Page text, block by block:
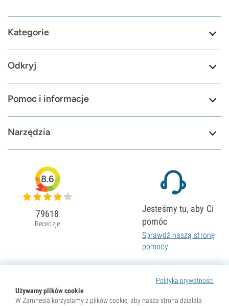
Kategorie
Odkryj
Pomoc i informacje
Narzędzia
Polityka prywatności
Używamy plików cookie
W Zamnesia korzystamy z plików cookie, aby nasza strona działała
8.6
79618
Recenzje
Jesteśmy tu, aby Ci
pomóc
Sprawdź naszą stronę
pomocy